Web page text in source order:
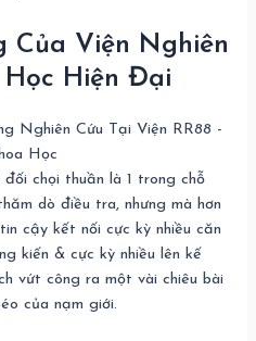
Của Viện Nghiên
Học Hiện Đại
đối chọi thuần là 1 trong chỗ
dò điều tra, nhưng mà hơn
cậy kết nối cực kỳ nhiều căn
kiến & cực kỳ nhiều lên kế
vứt công ra một vài chiêu bài
của nạm giới.